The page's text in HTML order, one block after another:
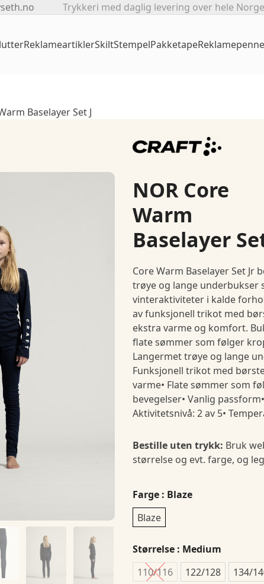
Trykkeri med daglig levering over hele Norge
ReklameartiklerSkiltStempelPakketape
Baselayer Set J
NOR Core
Warm
Baselayer
Core Warm Baselayer Set Jr
trøye og lange underbukser
vinteraktiviteter i kalde
av funksjonell trikot med
ekstra varme og komfort.
flate sømmer som følger
Langermet trøye og lange
Funksjonell trikot med
varme• Flate sømmer som
bevegelser• Vanlig
Aktivitetsnivå: 2 av 5•
Bestille uten trykk: Bruk
størrelse og evt. farge, og
Farge : Blaze
Blaze
Størrelse : Medium
110/116
122/128 134/